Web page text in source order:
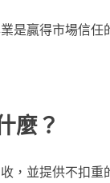
是贏得市場信任
麼？
，並提供不扣